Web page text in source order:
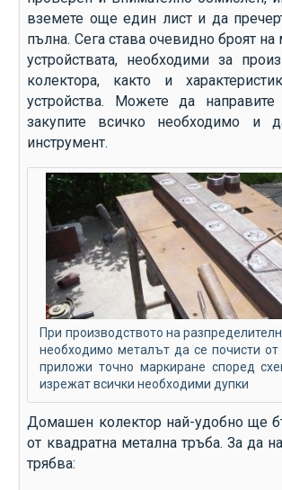
вземете още един лист и да
пълна. Сега става очевидно броят на
устройствата, необходими за
колектора, както и
устройства. Можете да направите
закупите всичко необходимо и
инструмент.
При производството на
необходимо металът да се почисти
приложи точно маркиране според
изрежат всички необходими дупки
Домашен колектор най-удобно ще
от квадратна метална тръба. За да
трябва: